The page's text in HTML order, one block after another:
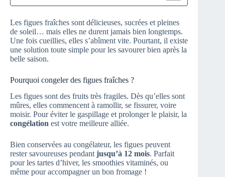
Les figues fraîches sont délicieuses, sucrées et pleines
de soleil… mais elles ne durent jamais bien longtemps.
Une fois cueillies, elles s’abîment vite. Pourtant, il existe
une solution toute simple pour les savourer bien après la
belle saison.
Pourquoi congeler des figues fraîches ?
Les figues sont des fruits très fragiles. Dès qu’elles sont
mûres, elles commencent à ramollir, se fissurer, voire
moisir. Pour éviter le gaspillage et prolonger le plaisir, la
congélation est votre meilleure alliée.
Bien conservées au congélateur, les figues peuvent
rester savoureuses pendant jusqu’à 12 mois. Parfait
pour les tartes d’hiver, les smoothies vitaminés, ou
même pour accompagner un bon fromage !